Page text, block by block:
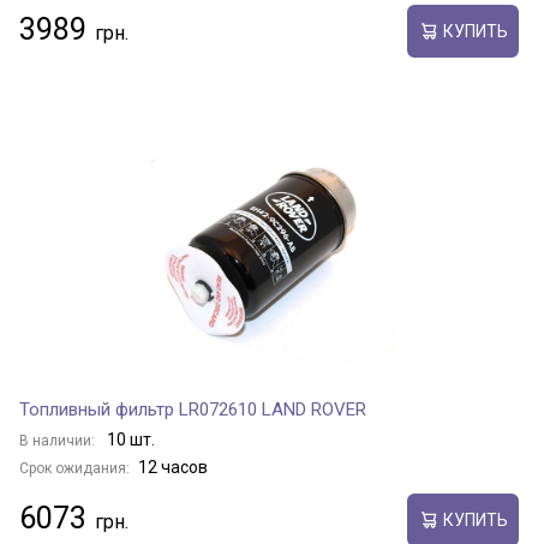
3989 КУПИТЬ
Топливный фильтр LR072610 LAND ROVER
В наличии: 10 шт.
Срок ожидания: 12 часов
6073 КУПИТЬ